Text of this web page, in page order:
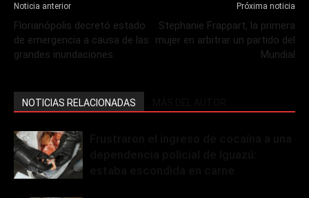
Noticia anterior
Florianópolis decretó estado
de emergencia a causa de las
grandes inundaciones
Próxima noticia
Stephanie Frappart, la primera
mujer en arbitrar un partido del
Mundial
NOTICIAS RELACIONADAS